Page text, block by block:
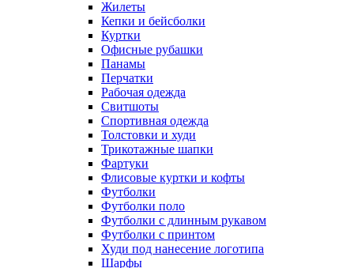
Жилеты
Кепки и бейсболки
Куртки
Офисные рубашки
Панамы
Перчатки
Рабочая одежда
Свитшоты
Спортивная одежда
Толстовки и худи
Трикотажные шапки
Фартуки
Флисовые куртки и кофты
Футболки
Футболки поло
Футболки с длинным рукавом
Футболки с принтом
Худи под нанесение логотипа
Шарфы